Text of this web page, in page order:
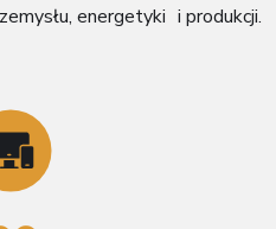
energetyki i produkcji.